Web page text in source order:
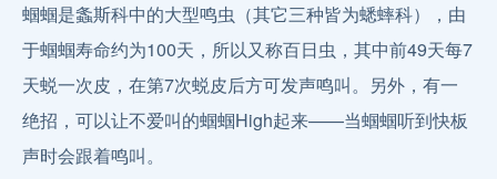
蝈蝈是螽斯科中的大型鸣虫（其它三种皆为蟋蟀科），由
于蝈蝈寿命约为100天，所以又称百日虫，其中前49天每7
天蜕一次皮，在第7次蜕皮后方可发声鸣叫。另外，有一
绝招，可以让不爱叫的蝈蝈High起来——当蝈蝈听到快板
声时会跟着鸣叫。